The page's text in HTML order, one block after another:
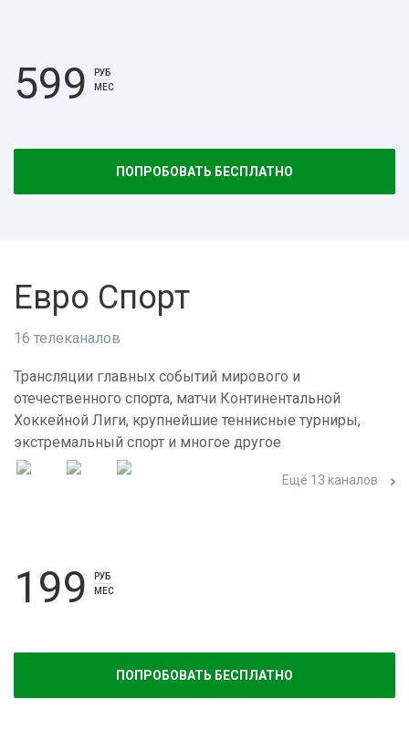
599
РУБ
МЕС
ПОПРОБОВАТЬ БЕСПЛАТНО
Евро Спорт
16 телеканалов
Трансляции главных событий мирового и
отечественного спорта, матчи Континентальной
Хоккейной Лиги, крупнейшие теннисные турниры,
экстремальный спорт и многое другое
Ещё 13 каналов
199
РУБ
МЕС
ПОПРОБОВАТЬ БЕСПЛАТНО